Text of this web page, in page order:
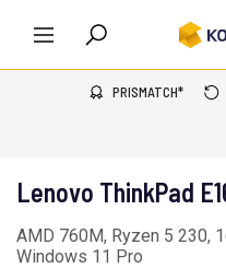
PRISMATCH*
Lenovo ThinkPad
AMD 760M, Ryzen 5 230,
Windows 11 Pro